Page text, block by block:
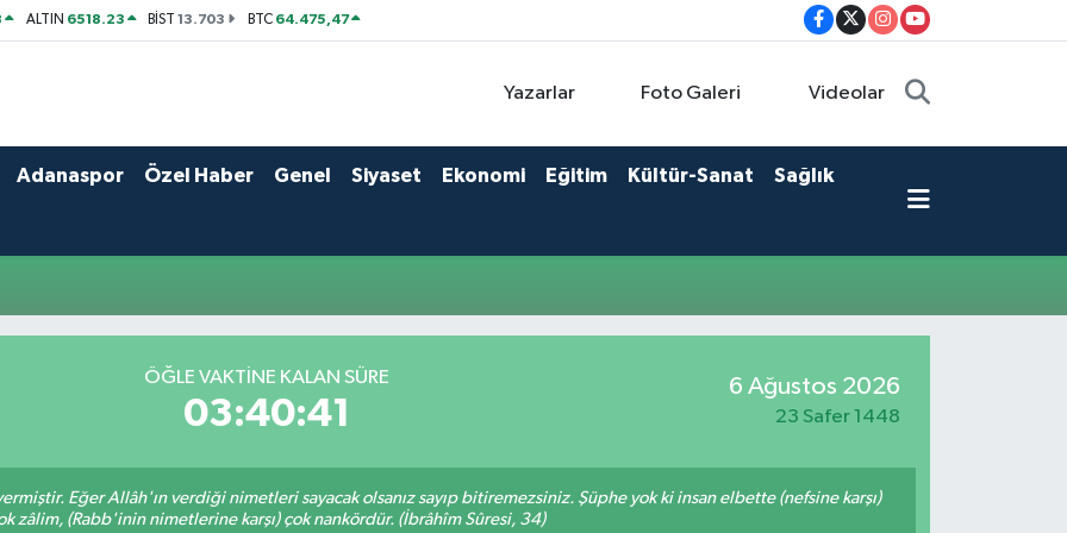
ALTIN 6518.23 BİST13.703 BTC 64.475,47
Yazarlar Foto Galeri Videolar
Adanaspor Özel Haber Genel Siyaset Ekonomi Eğitim Kültür-Sanat Sağlık
ÖĞLE VAKTINE KALAN SÜRE
03:40:41
6 Ağustos 2026
23 Safer 1448
Eğer Allâh'ın verdiği nimetleri sayacak olsanız sayıp bitiremezsiniz. Şüphe yok ki insan elbette (nefsine karşı)
zâlim, (Rabb'inin nimetlerine karşı) çok nankördür. (İbrâhîm Sûresi, 34)